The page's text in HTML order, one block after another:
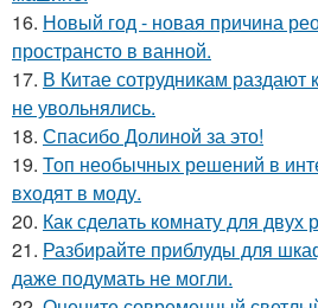
16. Новый год - новая причина
пространсто в ванной.
17. В Китае сотрудникам
не увольнялись.
18. Спасибо Долиной за это!
19. Топ необычных решений в
входят в моду.
20. Как сделать комнату для двух
21. Разбирайте приблуды для
даже подумать не могли.